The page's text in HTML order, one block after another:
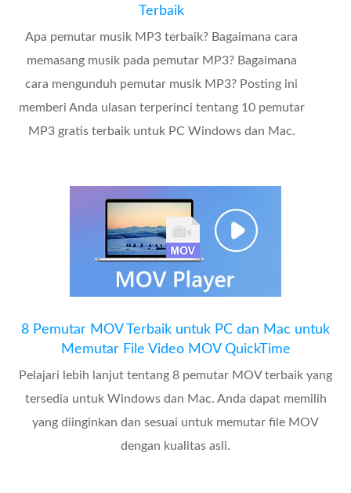
Terbaik
Apa pemutar musik MP3 terbaik? Bagaimana cara
memasang musik pada pemutar MP3? Bagaimana
cara mengunduh pemutar musik MP3? Posting ini
memberi Anda ulasan terperinci tentang 10 pemutar
MP3 gratis terbaik untuk PC Windows dan Mac.
8 Pemutar MOV Terbaik untuk PC dan Mac untuk
Memutar File Video MOV QuickTime
Pelajari lebih lanjut tentang 8 pemutar MOV terbaik yang
tersedia untuk Windows dan Mac. Anda dapat memilih
yang diinginkan dan sesuai untuk memutar file MOV
dengan kualitas asli.